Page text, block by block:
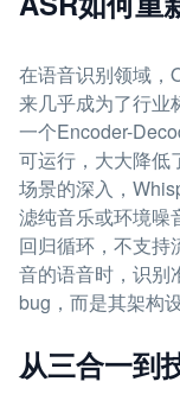
在语音识别领域，
来几乎成为了行业
一个Encoder-
可运行，大大降低
场景的深入，
滤纯音乐或环境噪
回归循环，不支持
音的语音时，识别
bug，而是其架构
从三合一到